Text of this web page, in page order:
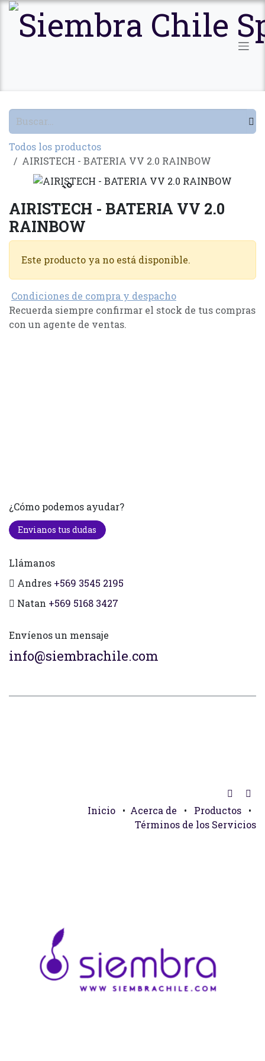
Ir al contenido
Todos los productos
AIRISTECH - BATERIA VV 2.0 RAINBOW
Agotado
AIRISTECH - BATERIA VV 2.0
RAINBOW
Este producto ya no está disponible.
Condiciones de compra y despacho
Recuerda siempre confirmar el stock de tus compras
con un agente de ventas.
¿Cómo podemos ayudar?
Envianos tus dudas
Llámanos
Andres +569 3545 2195
Natan +569 5168 3427
Envíenos un mensaje
info@siembrachile.com
Inicio • Acerca de • Productos
•
Términos de los Servicios